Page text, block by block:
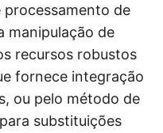
processamento de
manipulação de
recursos robustos
fornece integração
ou pelo método de
substituições